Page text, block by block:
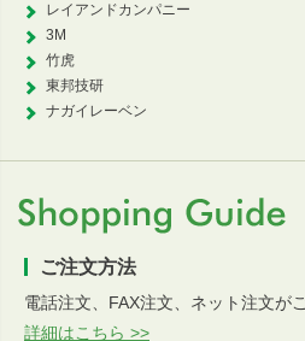
レイアンドカンパニー
3M
竹虎
東邦技研
ナガイレーベン
ご注文方法
電話注文、FAX注文、ネット注文が
詳細はこちら >>